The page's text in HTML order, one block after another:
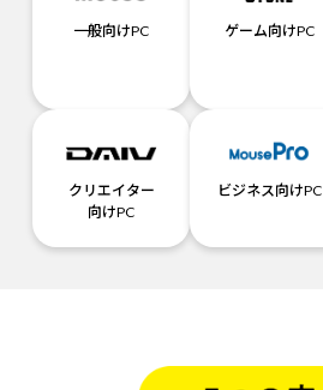
一般向けPC ゲーム向けPC
クリエイター
向けPC
ビジネス向けPC